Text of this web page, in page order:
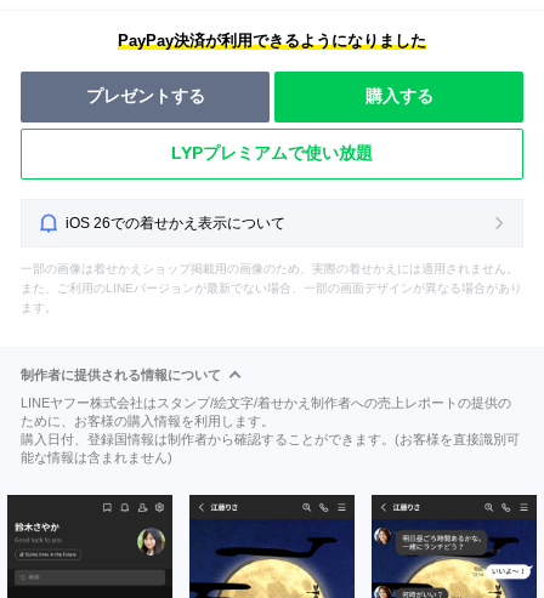
PayPay決済が利用できるようになりました
プレゼントする 購入する
LYPプレミアムで使い放題
iOS 26での着せかえ表示について
一部の画像は着せかえショップ掲載用の画像のため、実際の着せかえには適用されません。
また、ご利用のLINEバージョンが最新でない場合、一部の画面デザインが異なる場合があり
ます。
制作者に提供される情報について
LINEヤフー株式会社はスタンプ/絵文字/着せかえ制作者への売上レポートの提供の
ために、お客様の購入情報を利用します。
購入日付、登録国情報は制作者から確認することができます。(お客様を直接識別可
能な情報は含まれません)